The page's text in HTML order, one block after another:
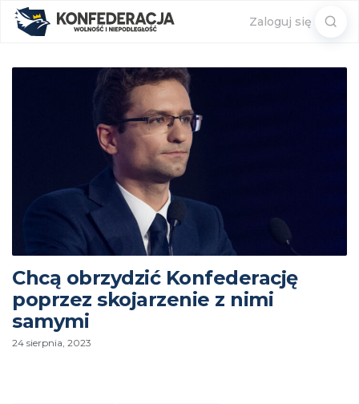
Zaloguj się
Chcą obrzydzić Konfederację
poprzez skojarzenie z nimi
samymi
24 sierpnia, 2023